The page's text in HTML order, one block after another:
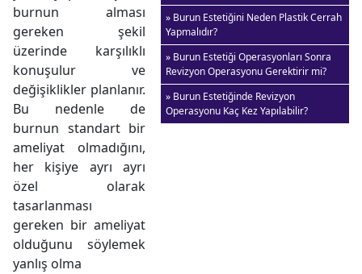
burnun alması
gereken şekil
üzerinde karşılıklı
konuşulur ve
değişiklikler planlanır.
Bu nedenle de
burnun standart bir
ameliyat olmadığını,
her kişiye ayrı ayrı
özel olarak
tasarlanması
gereken bir ameliyat
olduğunu söylemek
yanlış olma
» Burun Estetiğini Neden Plastik Cerrah
Yapmalıdır?
» Burun Estetiği Operasyonları Sonra
Revizyon Operasyonu Gerektirir mi?
» Burun Estetiğinde Revizyon
Operasyonu Kaç Kez Yapılabilir?